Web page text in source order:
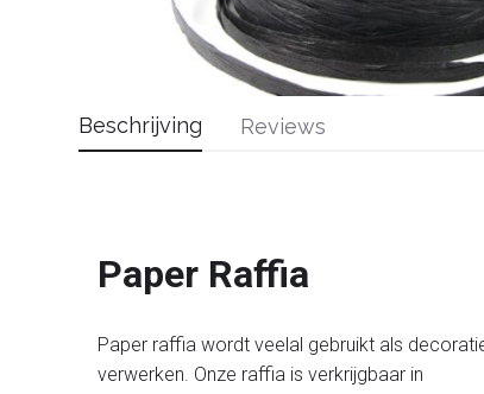
Beschrijving
Paper Raffia
Paper raffia wordt veelal gebruikt als
verwerken. Onze raffia is verkrijgbaar in
Reviews